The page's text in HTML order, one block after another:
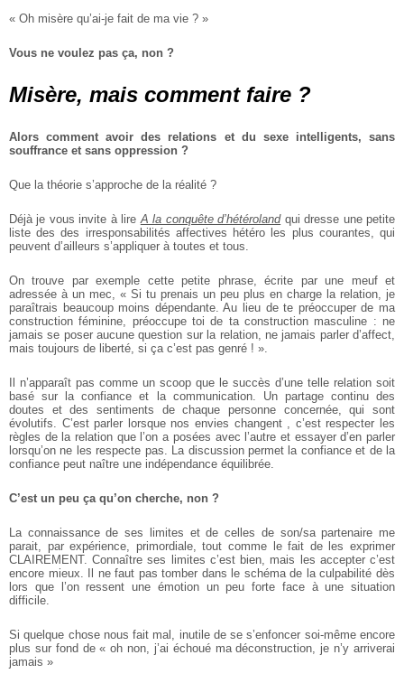
« Oh misère qu’ai-je fait de ma vie ? »
Vous ne voulez pas ça, non ?
Misère, mais comment faire ?
Alors comment avoir des relations et du sexe intelligents, sans
souffrance et sans oppression ?
Que la théorie s’approche de la réalité ?
Déjà je vous invite à lireA la conquête d’hétérolandqui dresse une petite
liste des des irresponsabilités affectives hétéro les plus courantes, qui
peuvent d’ailleurs s’appliquer à toutes et tous.
On trouve par exemple cette petite phrase, écrite par une meuf et
adressée à un mec, « Si tu prenais un peu plus en charge la relation, je
paraîtrais beaucoup moins dépendante. Au lieu de te préoccuper de ma
construction féminine, préoccupe toi de ta construction masculine : ne
jamais se poser aucune question sur la relation, ne jamais parler d’affect,
mais toujours de liberté, si ça c’est pas genré ! ».
Il n’apparaît pas comme un scoop que le succès d’une telle relation soit
basé sur la confiance et la communication. Un partage continu des
doutes et des sentiments de chaque personne concernée, qui sont
évolutifs. C’est parler lorsque nos envies changent , c’est respecter les
règles de la relation que l’on a posées avec l’autre et essayer d’en parler
lorsqu’on ne les respecte pas. La discussion permet la confiance et de la
confiance peut naître une indépendance équilibrée.
C’est un peu ça qu’on cherche, non ?
La connaissance de ses limites et de celles de son/sa partenaire me
parait, par expérience, primordiale, tout comme le fait de les exprimer
CLAIREMENT. Connaître ses limites c’est bien, mais les accepter c’est
encore mieux. Il ne faut pas tomber dans le schéma de la culpabilité dès
lors que l’on ressent une émotion un peu forte face à une situation
difficile.
Si quelque chose nous fait mal, inutile de se s’enfoncer soi-même encore
plus sur fond de « oh non, j’ai échoué ma déconstruction, je n’y arriverai
jamais »